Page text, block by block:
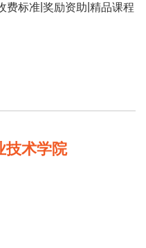
费标准 奖励资助 精品课程
技术学院